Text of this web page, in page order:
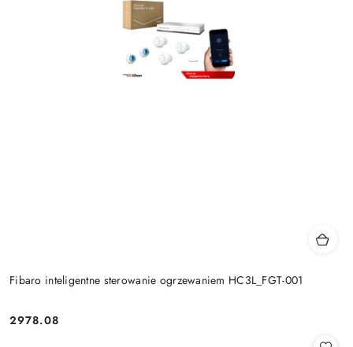
Fibaro inteligentne sterowanie ogrzewaniem HC3L_FGT-001
Cena:
2978.08